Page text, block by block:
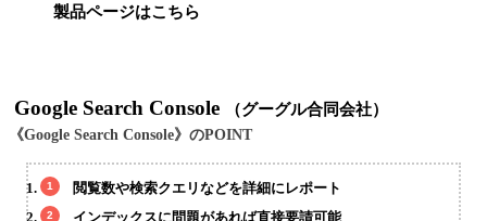
製品ページはこちら
Google Search Console （グーグル合同会社）
《Google Search Console》のPOINT
閲覧数や検索クエリなどを詳細にレポート
インデックスに問題があれば直接要請可能